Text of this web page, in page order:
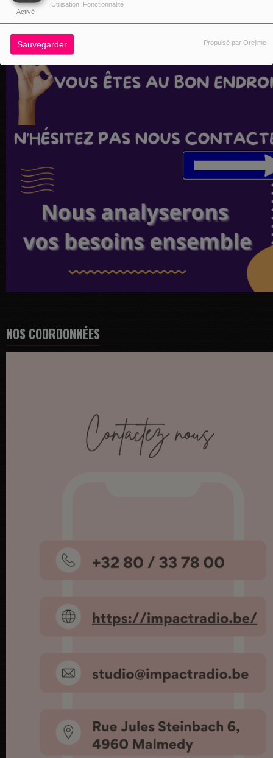
Activé
Utilisation: Fonctionnalité
Sauvegarder Propulsé par Orejime
NOS COORDONNÉES